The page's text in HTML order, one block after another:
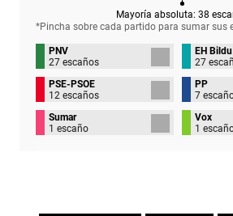
Mayoría absoluta: 38
*Pincha sobre cada partido para sumar sus
PNV
27 escaños
EH Bildu
27
PSE-PSOE
12 escaños
PP
7
Sumar
1 escaño
Vox
1